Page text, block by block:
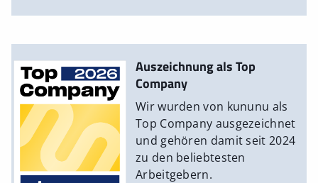
Auszeichnung als Top
Company
Wir wurden von kununu als
Top Company ausgezeichnet
und gehören damit seit 2024
zu den beliebtesten
Arbeitgebern.